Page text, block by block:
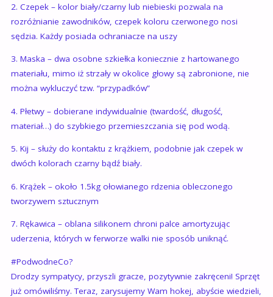
2. Czepek – kolor biały/czarny lub niebieski pozwala na
rozróżnianie zawodników, czepek koloru czerwonego nosi
sędzia. Każdy posiada ochraniacze na uszy
3. Maska – dwa osobne szkiełka koniecznie z hartowanego
materiału, mimo iż strzały w okolice głowy są zabronione, nie
można wykluczyć tzw. “przypadków”
4. Płetwy – dobierane indywidualnie (twardość, długość,
materiał…) do szybkiego przemieszczania się pod wodą.
5. Kij – służy do kontaktu z krążkiem, podobnie jak czepek w
dwóch kolorach czarny bądź biały.
6. Krążek – około 1.5kg ołowianego rdzenia obleczonego
tworzywem sztucznym
7. Rękawica – oblana silikonem chroni palce amortyzując
uderzenia, których w ferworze walki nie sposób uniknąć.
#‎PodwodneCo?
Drodzy sympatycy, przyszli gracze, pozytywnie zakręceni! Sprzęt
już omówiliśmy. Teraz, zarysujemy Wam hokej, abyście wiedzieli,